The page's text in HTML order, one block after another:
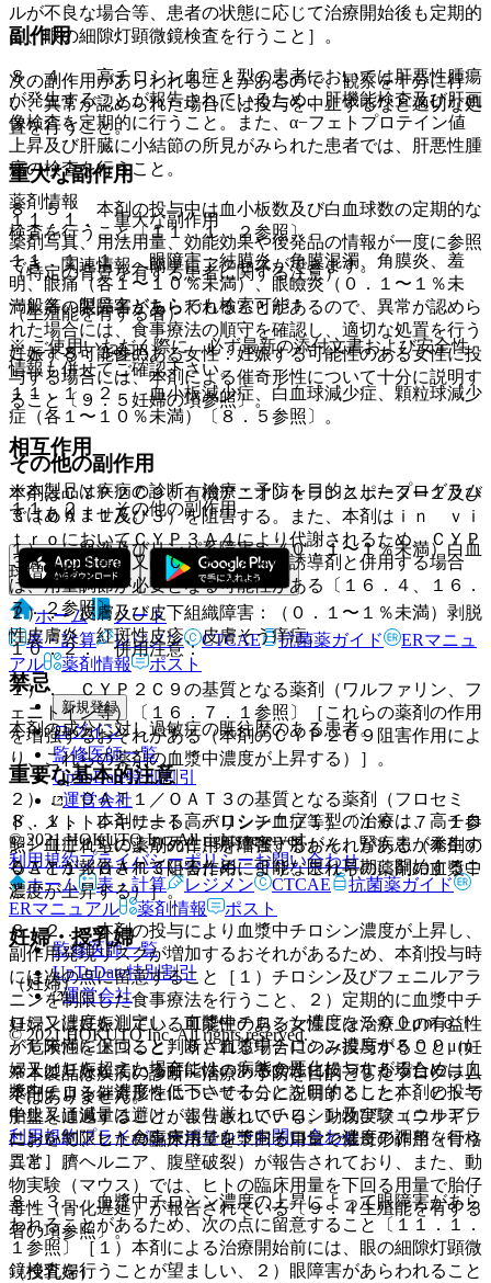
ルが不良な場合等、患者の状態に応じて治療開始後も定期的
に、眼の細隙灯顕微鏡検査を行うこと］。
８．４． 高チロシン血症１型の患者においては肝悪性腫瘍
が発生することが報告されているため、肝機能検査及び肝画
像検査を定期的に行うこと。また、α−フェトプロテイン値
上昇及び肝臓に小結節の所見がみられた患者では、肝悪性腫
瘍の検査を行うこと。
８．５． 本剤の投与中は血小板数及び白血球数の定期的な
検査を行うこと〔１１．１．２参照〕。
（特定の背景を有する患者に関する注意）
（生殖能を有する者）
妊娠する可能性のある女性：妊娠する可能性のある女性に投
与する場合には、本剤による催奇形性について十分に説明す
ること〔９．５妊婦の項参照〕。
相互作用
本剤はＣＹＰ２Ｃ９、有機アニオントランスポーター１及び
３（ＯＡＴ１及び３）を阻害する。また、本剤はｉｎ ｖｉ
ｔｒｏにおいてＣＹＰ３Ａ４により代謝されるため、ＣＹＰ
３Ａ４の阻害剤又はＣＹＰ３Ａ４の誘導剤と併用する場合
は、用量調節が必要となる可能性がある〔１６．４、１６．
７．２参照〕。
１０．２． 併用注意：
１）． ＣＹＰ２Ｃ９の基質となる薬剤（ワルファリン、フ
ェニトイン等）〔１６．７．１参照〕［これらの薬剤の作用
を増強するおそれがある（本剤のＣＹＰ２Ｃ９阻害作用によ
り、これらの薬剤の血漿中濃度が上昇する）］。
２）． ＯＡＴ１／ＯＡＴ３の基質となる薬剤（フロセミ
ド、メトトレキサート、バリシチニブ等）〔１６．７．１参
照〕［これらの薬剤の作用を増強するおそれがある（本剤の
ＯＡＴ１／ＯＡＴ３阻害作用により、これらの薬剤の血漿中
濃度が上昇する）］。
妊婦・授乳婦
（妊婦）
妊婦又は妊娠している可能性のある女性には治療上の有益性
が危険性を上回ると判断される場合にのみ投与すること（妊
婦又は妊娠している可能性のある女性に投与する場合には、
本剤による催奇形性について十分に説明すること）、ヒトで
胎盤を通過することが報告されている。動物実験（ウサギ）
において、ヒトの臨床用量を下回る用量で催奇形作用（骨格
異常、臍ヘルニア、腹壁破裂）が報告されており、また、動
物実験（マウス）では、ヒトの臨床用量を下回る用量で胎仔
毒性（骨化遅延）が報告されている〔９．４生殖能を有する
者の項参照〕。
（授乳婦）
副作用
次の副作用があらわれることがあるので、観察を十分に行
い、異常が認められた場合には投与を中止するなど適切な処
置を行うこと。
重大な副作用
１１．１． 重大な副作用
１１．１．１． 眼障害：結膜炎、角膜混濁、角膜炎、羞
明、眼痛（各１〜１０％未満）、眼瞼炎（０．１〜１％未
満）等の眼障害があらわれることがあるので、異常が認めら
れた場合には、食事療法の順守を確認し、適切な処置を行う
こと〔８．３参照〕。
１１．１．２． 血小板減少症、白血球減少症、顆粒球減少
症（各１〜１０％未満）〔８．５参照〕。
その他の副作用
１１．２． その他の副作用
１）． 血液及びリンパ系障害：（０．１〜１％未満）白血
球増加症。
２）． 皮膚及び皮下組織障害：（０．１〜１％未満）剥脱
性皮膚炎、紅斑性皮疹、皮膚そう痒症。
禁忌
本剤の成分に対し過敏症の既往歴のある患者。
重要な基本的注意
８．１． 本剤による高チロシン血症１型の治療は、高チロ
シン血症１型により死亡、肝障害、肝がん、腎疾患が発生す
ることが報告されているため、可能な限り早期に開始するこ
と。
８．２． 本剤の投与により血漿中チロシン濃度が上昇し、
副作用発現リスクが増加するおそれがあるため、本剤投与時
には次の点に留意すること［１）チロシン及びフェニルアラ
ニンを制限した食事療法を行うこと、２）定期的に血漿中チ
ロシン濃度を測定し、血漿中チロシン濃度を５００μｍｏｌ
／Ｌ未満に保つこと、３）血漿中チロシン濃度が５００μｍ
ｏｌ／Ｌを超えた場合には、病態の悪化につながるため、血
漿中チロシン濃度を低下させることを目的とした本剤の投与
中止又は減量は避け、より厳しいチロシン及びフェニルアラ
ニンを制限した食事療法で血漿中チロシン濃度の調整を行う
こと］。
８．３． 血漿中チロシン濃度の上昇によって眼障害があら
われることがあるため、次の点に留意すること〔１１．１．
１参照〕［１）本剤による治療開始前には、眼の細隙灯顕微
鏡検査を行うことが望ましい、２）眼障害があらわれること
薬剤情報
薬剤写真、用法用量、効能効果や後発品の情報が一度に参照
でき、関連情報へ簡単にアクセスができます。
一般名、製品名どちらでも検索可能！
※ ご使用いただく際に、必ず最新の添付文書および安全性
情報も併せてご確認下さい。
※本製品は疾病の診断・治療・予防を目的としたプログラム
ではありません。
ホーム
ノート
表・計算
レジメン CTCAE 抗菌薬ガイド
ERマニュ
アル
薬剤情報 ポスト
新規登録
ログイン
監修医師一覧
UpToDate特別割引
運営会社
© 2021 HOKUTO Inc. All rights reserved.
利用規約プライバシーポリシーお問い合わせ
ホーム
表・計算 レジメン CTCAE
抗菌薬ガイド
ERマニュアル
薬剤情報 ポスト
監修医師一覧
UpToDate特別割引
運営会社
© 2021 HOKUTO Inc. All rights reserved.
※本製品は疾病の診断・治療・予防を目的としたプログラム
ではありません。
利用規約プライバシーポリシーお問い合わせ